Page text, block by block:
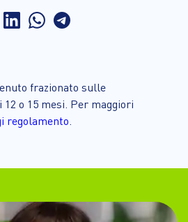
frazionato sulle
o 15 mesi. Per maggiori
regolamento.